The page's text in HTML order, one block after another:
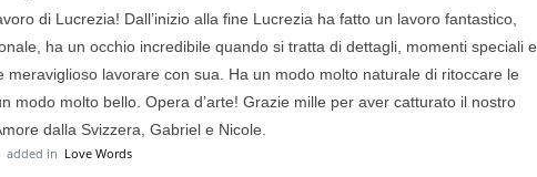
di Lucrezia! Dall’inizio alla fine Lucrezia ha fatto un lavoro fantastico,
ha un occhio incredibile quando si tratta di dettagli, momenti speciali e
lavorare con sua. Ha un modo molto naturale di ritoccare le
modo molto bello. Opera d’arte! Grazie mille per aver catturato il nostro
dalla Svizzera, Gabriel e Nicole.
added in Love Words